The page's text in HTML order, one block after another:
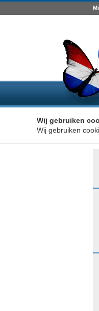
Wij gebruiken
Wij gebruiken